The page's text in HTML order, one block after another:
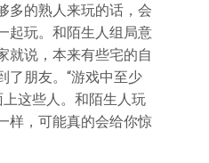
多的熟人来玩的话，会
起玩。和陌生人组局意
就说，本来有些宅的自
了朋友。“游戏中至少
这些人。和陌生人玩
样，可能真的会给你惊